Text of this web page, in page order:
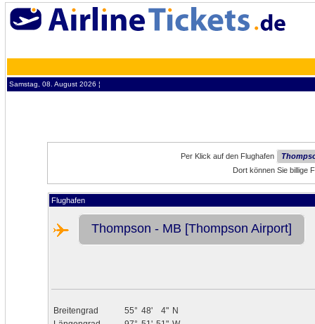
Samstag, 08. August 2026 ¦
Per Klick auf den Flughafen
Dort können Sie billige
Flughafen
Thompson - MB [Thompson Airport]
Breitengrad 55° 48' 4" N